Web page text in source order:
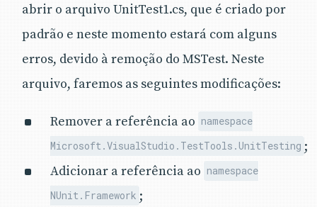
abrir o arquivo UnitTest1.cs, que é criado por
padrão e neste momento estará com alguns
erros, devido à remoção do MSTest. Neste
arquivo, faremos as seguintes modificações:
Remover a referência ao namespace
Microsoft.VisualStudio.TestTools.UnitTesting ;
Adicionar a referência ao namespace
NUnit.Framework ;